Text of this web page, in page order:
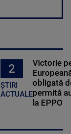
2
ȘTIRI
ACTUALE
Victorie
obligată
permită
la EPPO